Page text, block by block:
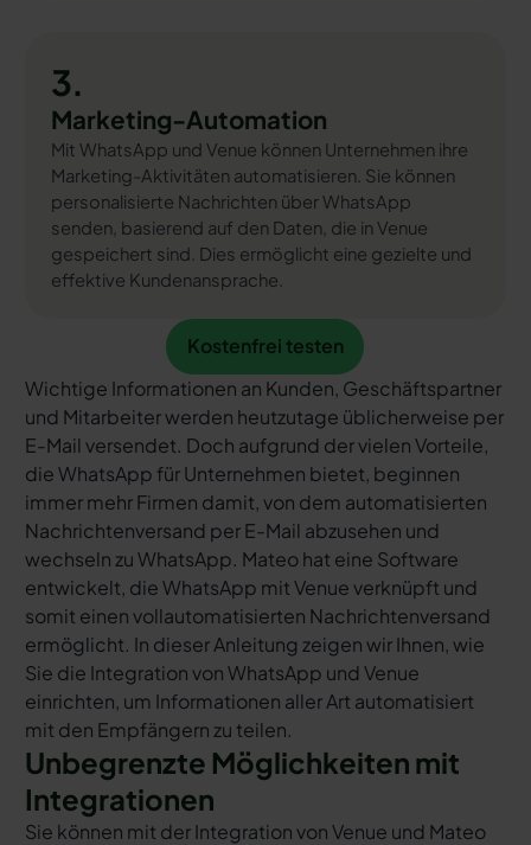
3.
Marketing-Automation
Mit WhatsApp und Venue können Unternehmen ihre
Marketing-Aktivitäten automatisieren. Sie können
personalisierte Nachrichten über WhatsApp
senden, basierend auf den Daten, die in Venue
gespeichert sind. Dies ermöglicht eine gezielte und
effektive Kundenansprache.
Kostenfrei testen
Kostenfrei testen
Wichtige Informationen an Kunden, Geschäftspartner
und Mitarbeiter werden heutzutage üblicherweise per
E-Mail versendet. Doch aufgrund der vielen Vorteile,
die WhatsApp für Unternehmen bietet, beginnen
immer mehr Firmen damit, von dem automatisierten
Nachrichtenversand per E-Mail abzusehen und
wechseln zu WhatsApp. Mateo hat eine Software
entwickelt, die WhatsApp mit Venue verknüpft und
somit einen vollautomatisierten Nachrichtenversand
ermöglicht. In dieser Anleitung zeigen wir Ihnen, wie
Sie die Integration von WhatsApp und Venue
einrichten, um Informationen aller Art automatisiert
mit den Empfängern zu teilen.
Unbegrenzte Möglichkeiten mit
Integrationen
Sie können mit der Integration von Venue und Mateo